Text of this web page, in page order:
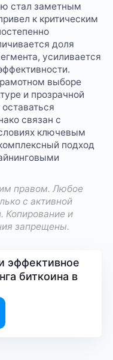
стал заметным
к критическим
доля
усиливается
выборе
и прозрачной
связан с
ключевым
подход
правом. Любое
с активной
. Копирование и
запрещены.
эффективное
биткоина в